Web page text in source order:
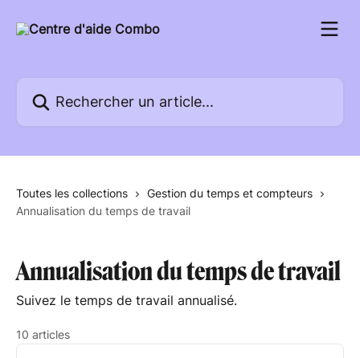
Toutes les collections
Gestion du temps et compteurs
Annualisation du temps de travail
Annualisation du temps de travail
Suivez le temps de travail annualisé.
10 articles